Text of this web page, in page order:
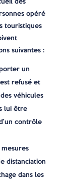
opéré
touristiques
suivantes :
un
refusé et
véhicules
lui être
contrôle
distanciation
dans les